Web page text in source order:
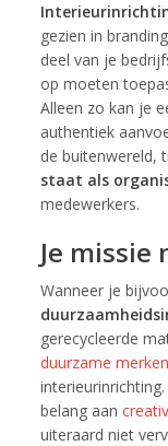
gezien in
deel van je
op moeten
Alleen zo kan je
authentiek
de buitenwereld,
staat als
medewerkers.
Je
Wanneer je
gerecycleerde
duurzame merken
belang aan
uiteraard niet